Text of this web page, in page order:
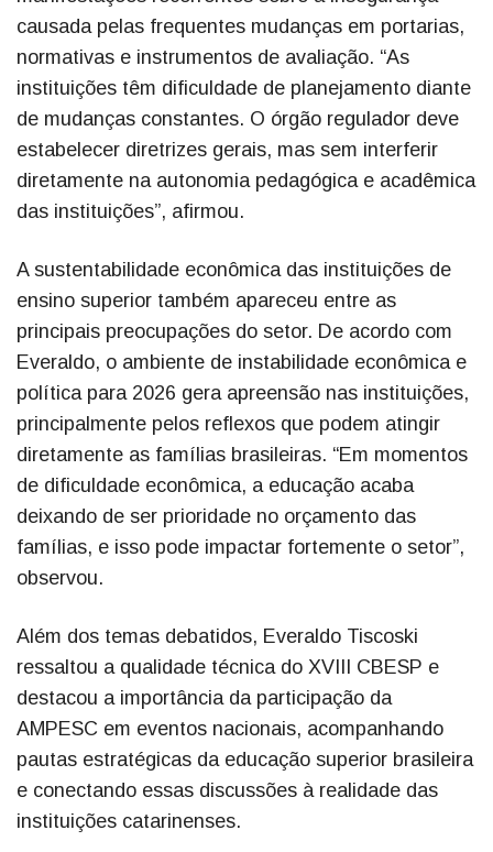
causada pelas frequentes mudanças em portarias,
normativas e instrumentos de avaliação. “As
instituições têm dificuldade de planejamento diante
de mudanças constantes. O órgão regulador deve
estabelecer diretrizes gerais, mas sem interferir
diretamente na autonomia pedagógica e acadêmica
das instituições”, afirmou.
A sustentabilidade econômica das instituições de
ensino superior também apareceu entre as
principais preocupações do setor. De acordo com
Everaldo, o ambiente de instabilidade econômica e
política para 2026 gera apreensão nas instituições,
principalmente pelos reflexos que podem atingir
diretamente as famílias brasileiras. “Em momentos
de dificuldade econômica, a educação acaba
deixando de ser prioridade no orçamento das
famílias, e isso pode impactar fortemente o setor”,
observou.
Além dos temas debatidos, Everaldo Tiscoski
ressaltou a qualidade técnica do XVIII CBESP e
destacou a importância da participação da
AMPESC em eventos nacionais, acompanhando
pautas estratégicas da educação superior brasileira
e conectando essas discussões à realidade das
instituições catarinenses.